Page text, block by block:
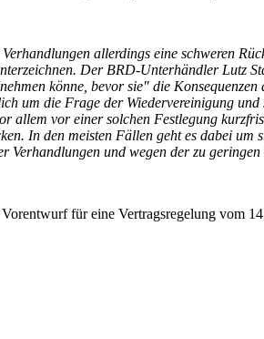
allerdings eine schweren
Der BRD-Unterhändler Lutz
könne, bevor sie" die
die Frage der Wiedervereinigung
allem vor einer solchen Festlegung
In den meisten Fällen geht es dabei
Verhandlungen und wegen der zu
für eine Vertragsregelung vom